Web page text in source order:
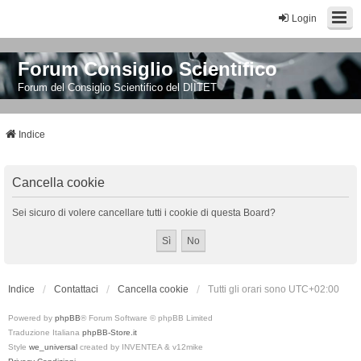
Login
Forum Consiglio Scientifico
Forum del Consiglio Scientifico del DIITET
Indice
Cancella cookie
Sei sicuro di volere cancellare tutti i cookie di questa Board?
Indice Contattaci Cancella cookie Tutti gli orari sono UTC+02:00
Powered by phpBB® Forum Software © phpBB Limited
Traduzione Italiana phpBB-Store.it
Style we_universal created by INVENTEA & v12mike